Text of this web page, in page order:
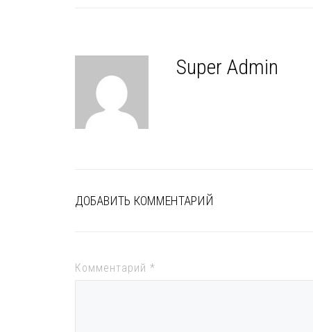
Super Admin
ДОБАВИТЬ КОММЕНТАРИЙ
Комментарий *